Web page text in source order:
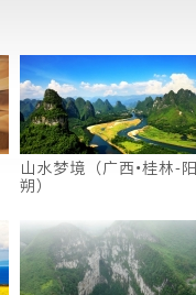
山水梦境（广西•桂林-阳
朔）